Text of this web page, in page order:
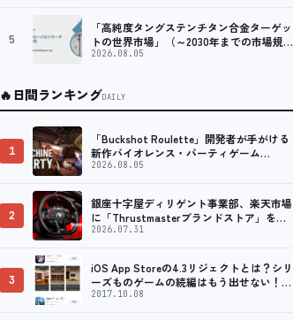
ローラーを中心に、幅広くラインナップ
5
「高純度タングステンチタン合金ターゲッ
トの世界市場」（～2030年までの市場規模
予測）資料を発行、年平均6.5%で成長する
2026.08.05
🔥日間ランキングDAILY
1
「Buckshot Roulette」開発者が手がける
新作バイオレンス・パーティゲーム
「Machine Party」がSteam向けに配信開
2026.08.05
2
銀座十字屋ディリゲント事業部、楽天市場
に「Thrustmasterブランドストア」をオ
ープン。記念キャンペーンでポイントアッ
2026.07.31
3
iOS App Storeの4.3リジェクトとは？シリ
ーズものゲームの続編はもう出せない！？
脱出ゲームで相次ぐリジェクト
2017.10.08